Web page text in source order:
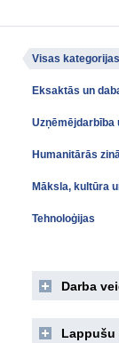
Visas kategorijas
Eksaktās un
Uzņēmējdarbība
Humanitārās
Māksla, kultūra
Tehnoloģijas
Darba
Lappušu